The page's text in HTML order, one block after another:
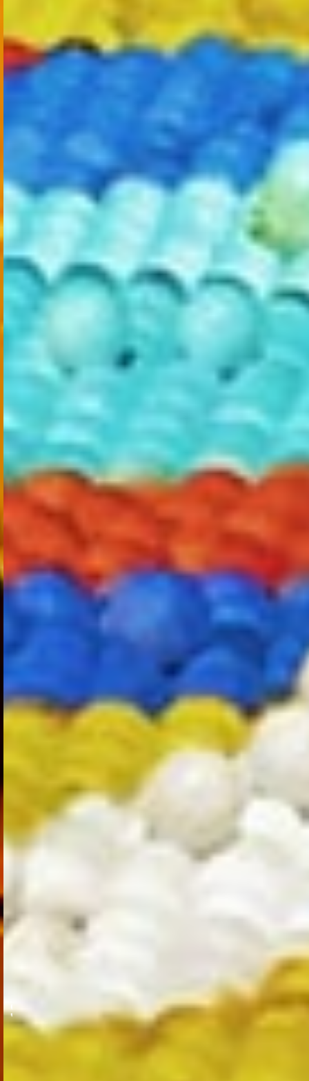
SADECE HAYAL EDİN...
SİZE ÖZEL
SAHNE VE GÖSTERİLER